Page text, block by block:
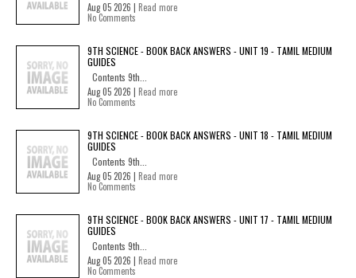
Aug 05 2026 | Read more
No Comments
9TH SCIENCE - BOOK BACK ANSWERS - UNIT 19 - TAMIL MEDIUM
GUIDES
Contents 9th...
Aug 05 2026 | Read more
No Comments
9TH SCIENCE - BOOK BACK ANSWERS - UNIT 18 - TAMIL MEDIUM
GUIDES
Contents 9th...
Aug 05 2026 | Read more
No Comments
9TH SCIENCE - BOOK BACK ANSWERS - UNIT 17 - TAMIL MEDIUM
GUIDES
Contents 9th...
Aug 05 2026 | Read more
No Comments